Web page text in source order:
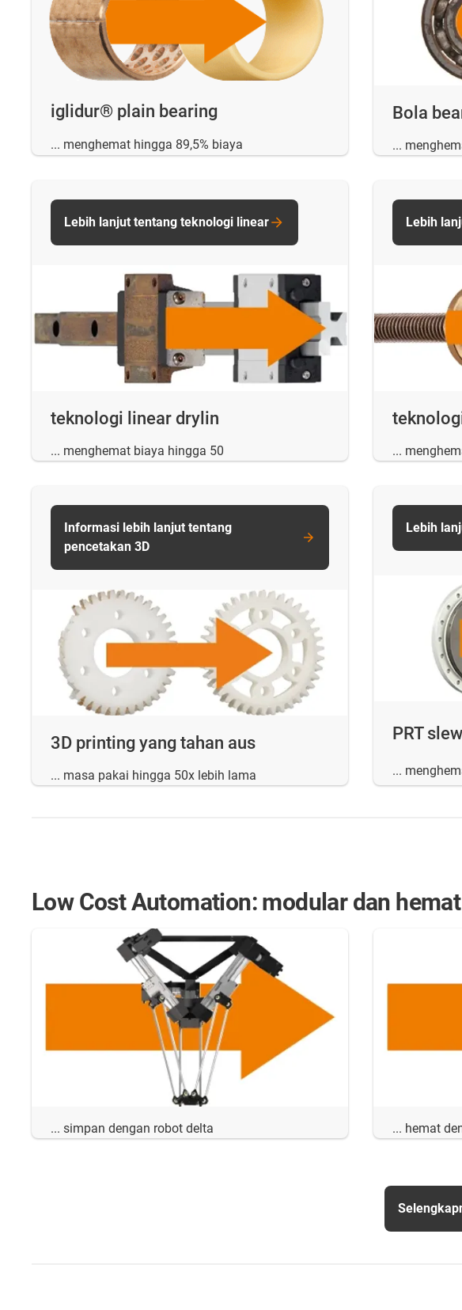
iglidur® plain bearing
... menghemat hingga 89,5% biaya
Bola
...
teknologi linear drylin
... menghemat biaya hingga 50
Lebih lanjut tentang teknologi linear
...
Lebih
3D printing yang tahan aus
... masa pakai hingga 50x lebih lama
Informasi lebih lanjut tentang
pencetakan 3D
PRT
...
Lebih
Low Cost Automation: modular dan
... simpan dengan robot delta ... hemat